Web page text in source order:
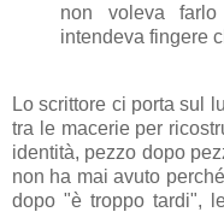
non voleva
intendeva fingere
Lo scrittore ci porta sul
tra le macerie per
identità, pezzo dopo
non ha mai avuto
dopo "è troppo tardi",